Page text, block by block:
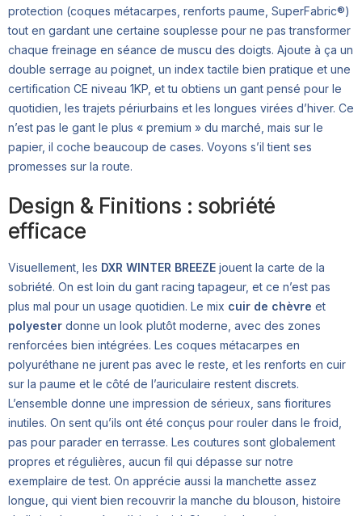
protection (coques métacarpes, renforts paume, SuperFabric®)
tout en gardant une certaine souplesse pour ne pas transformer
chaque freinage en séance de muscu des doigts. Ajoute à ça un
double serrage au poignet, un index tactile bien pratique et une
certification CE niveau 1KP, et tu obtiens un gant pensé pour le
quotidien, les trajets périurbains et les longues virées d’hiver. Ce
n’est pas le gant le plus « premium » du marché, mais sur le
papier, il coche beaucoup de cases. Voyons s’il tient ses
promesses sur la route.
Design & Finitions : sobriété
efficace
Visuellement, les DXR WINTER BREEZE jouent la carte de la
sobriété. On est loin du gant racing tapageur, et ce n’est pas
plus mal pour un usage quotidien. Le mix cuir de chèvre et
polyester donne un look plutôt moderne, avec des zones
renforcées bien intégrées. Les coques métacarpes en
polyuréthane ne jurent pas avec le reste, et les renforts en cuir
sur la paume et le côté de l’auriculaire restent discrets.
L’ensemble donne une impression de sérieux, sans fioritures
inutiles. On sent qu’ils ont été conçus pour rouler dans le froid,
pas pour parader en terrasse. Les coutures sont globalement
propres et régulières, aucun fil qui dépasse sur notre
exemplaire de test. On apprécie aussi la manchette assez
longue, qui vient bien recouvrir la manche du blouson, histoire